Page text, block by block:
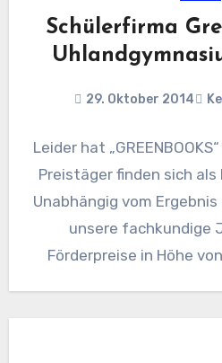
Schülerfirma
29. Oktober 2014
Leider hat
Preistäger finden sich
Unabhängig vom
unsere fachkundige
Förderpreise in Höhe